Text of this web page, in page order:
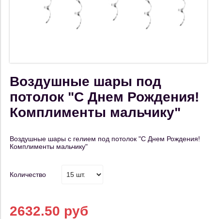
Воздушные шары под
потолок "С Днем Рождения!
Комплименты мальчику"
Воздушные шары с гелием под потолок "С Днем Рождения!
Комплименты мальчику"
Количество
2632.50 руб